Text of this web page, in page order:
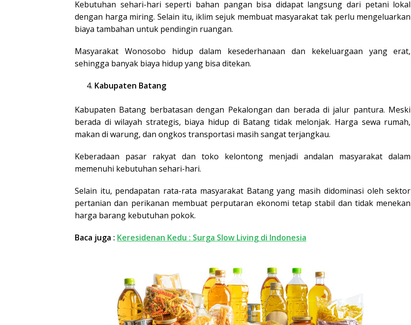
Kebutuhan sehari-hari seperti bahan pangan bisa didapat langsung dari petani lokal
dengan harga miring. Selain itu, iklim sejuk membuat masyarakat tak perlu mengeluarkan
biaya tambahan untuk pendingin ruangan.
Masyarakat Wonosobo hidup dalam kesederhanaan dan kekeluargaan yang erat,
sehingga banyak biaya hidup yang bisa ditekan.
Kabupaten Batang
Kabupaten Batang berbatasan dengan Pekalongan dan berada di jalur pantura. Meski
berada di wilayah strategis, biaya hidup di Batang tidak melonjak. Harga sewa rumah,
makan di warung, dan ongkos transportasi masih sangat terjangkau.
Keberadaan pasar rakyat dan toko kelontong menjadi andalan masyarakat dalam
memenuhi kebutuhan sehari-hari.
Selain itu, pendapatan rata-rata masyarakat Batang yang masih didominasi oleh sektor
pertanian dan perikanan membuat perputaran ekonomi tetap stabil dan tidak menekan
harga barang kebutuhan pokok.
Baca juga : Keresidenan Kedu : Surga Slow Living di Indonesia